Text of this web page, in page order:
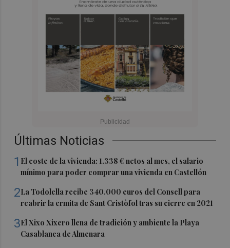
Últimas Noticias
1 El coste de la vivienda: 1.338 € netos al mes, el salario
mínimo para poder comprar una vivienda en Castellón
2La Todolella recibe 340.000 euros del Consell para
reabrir la ermita de Sant Cristòfol tras su cierre en 2021
3El Xixo Xixero llena de tradición y ambiente la Playa
Casablanca de Almenara